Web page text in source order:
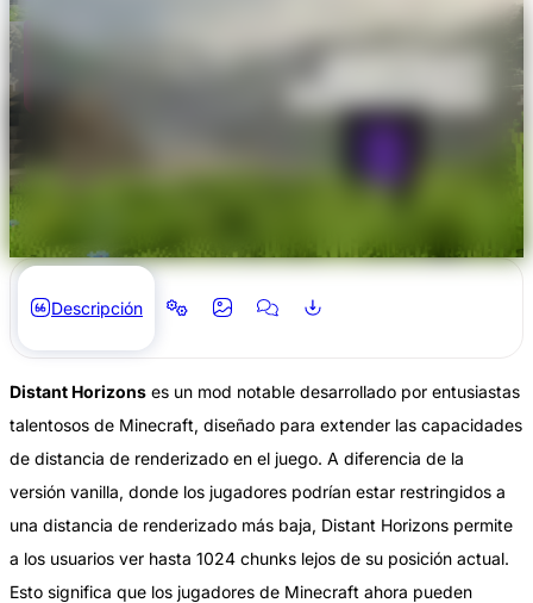
Descripción
Distant Horizons es un mod notable desarrollado por entusiastas
talentosos de Minecraft, diseñado para extender las capacidades
de distancia de renderizado en el juego. A diferencia de la
versión vanilla, donde los jugadores podrían estar restringidos a
una distancia de renderizado más baja, Distant Horizons permite
a los usuarios ver hasta 1024 chunks lejos de su posición actual.
Esto significa que los jugadores de Minecraft ahora pueden